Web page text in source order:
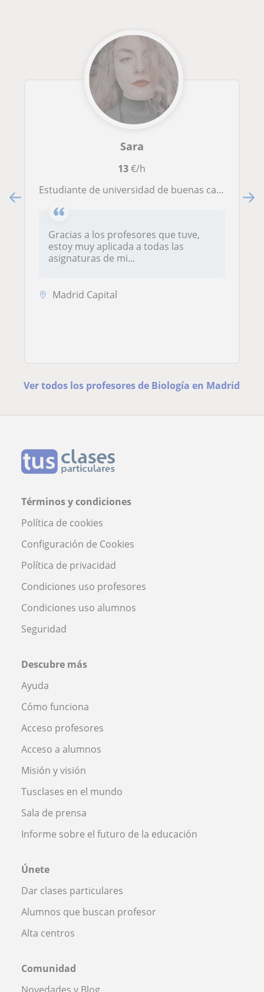
Sara
13€/h
Estudiante de universidad de buenas calificaciones. Cursé bachillerato de ciencias de la salud y sería un honor enseñar a adolescentes
Gracias a los profesores que tuve,
estoy muy aplicada a todas las
asignaturas de mi...
Madrid Capital
Ver todos los profesores de Biología en Madrid
Términos y condiciones
Política de cookies
Configuración de Cookies
Política de privacidad
Condiciones uso profesores
Condiciones uso alumnos
Seguridad
Descubre más
Ayuda
Cómo funciona
Acceso profesores
Acceso a alumnos
Misión y visión
Tusclases en el mundo
Sala de prensa
Informe sobre el futuro de la educación
Únete
Dar clases particulares
Alumnos que buscan profesor
Alta centros
Comunidad